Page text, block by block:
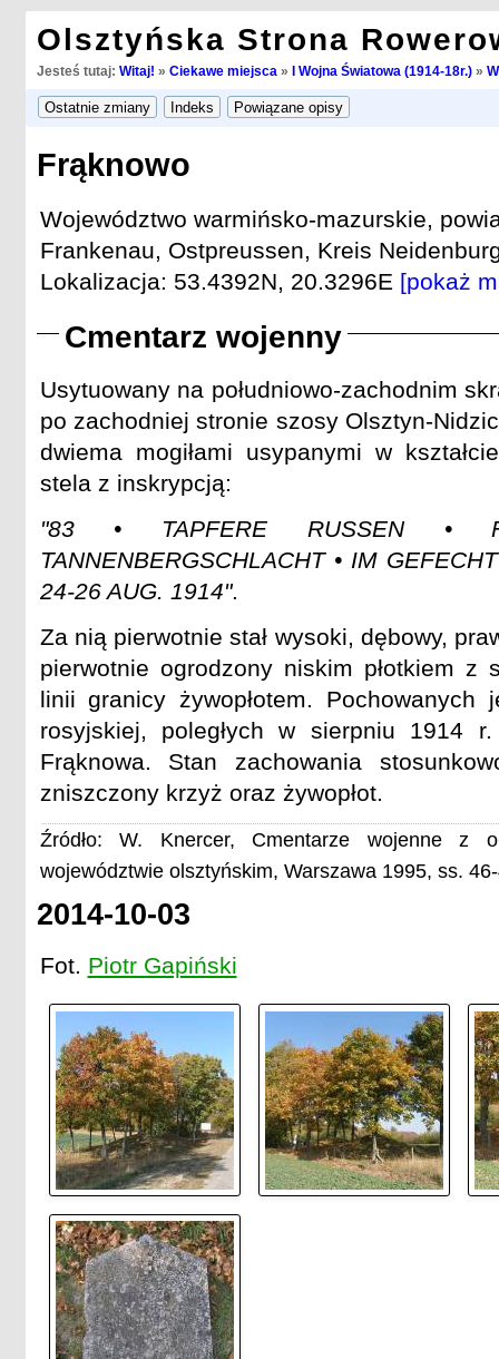
Olsztyńska Strona
Jesteś tutaj: Witaj! » Ciekawe miejsca » I Wojna Światowa (1914-18r.)»
Frąknowo
Województwo warmińsko-mazurskie,
Frankenau, Ostpreussen, Kreis
Lokalizacja: 53.4392N, 20.3296E [pokaż
Cmentarz wojenny
Usytuowany na południowo-zachodnim
po zachodniej stronie szosy Olsztyn-
dwiema mogiłami usypanymi w
stela z inskrypcją:
"83 • TAPFERE RUSSEN •
TANNENBERGSCHLACHT • IM
24-26 AUG. 1914".
Za nią pierwotnie stał wysoki, dębowy,
pierwotnie ogrodzony niskim płotkiem z
linii granicy żywopłotem. Pochowanych
rosyjskiej, poległych w sierpniu 1914
Frąknowa. Stan zachowania
zniszczony krzyż oraz żywopłot.
Źródło: W. Knercer, Cmentarze wojenne z
województwie olsztyńskim, Warszawa 1995, ss.
2014-10-03
Fot. Piotr Gapiński